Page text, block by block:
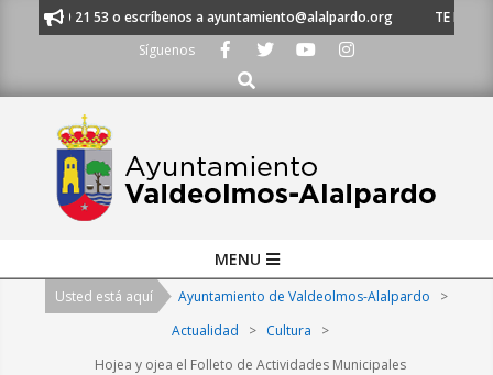
al 91 620 21 53 o escríbenos a ayuntamiento@alalpardo.org
TE
Síguenos
Buscar
Navigation
MENU
Usted está aquí Ayuntamiento de Valdeolmos-Alalpardo
>
Actualidad
> Cultura
>
Hojea y ojea el Folleto de Actividades Municipales